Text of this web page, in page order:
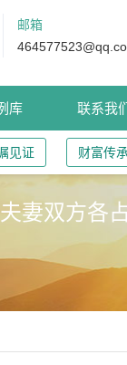
邮箱
库 联系我
见证 财富传承
妻双方各